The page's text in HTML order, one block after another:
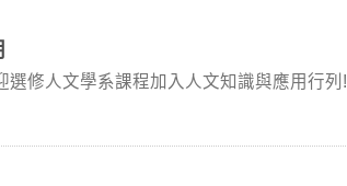
選修人文學系課程加入人文知識與應用行列!